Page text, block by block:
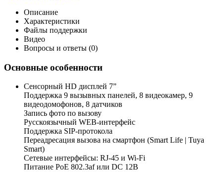
Описание
Характеристики
Файлы поддержки
Видео
Вопросы и ответы (0)
Основные особенности
Сенcорный HD дисплей 7”
Поддержка 9 вызывных панелей, 8 видеокамер, 9
видеодомофонов, 8 датчиков
Запись фото по вызову
Русскоязычный WEB-интерфейс
Поддержка SIP-протокола
Переадресация вызова на смартфон (Smart Life | Tuya
Smart)
Сетевые интерфейсы: RJ-45 и Wi-Fi
Питание PoE 802.3af или DC 12В